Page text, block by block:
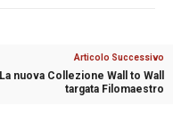
Articolo Successivo
La nuova Collezione Wall to Wall
targata Filomaestro